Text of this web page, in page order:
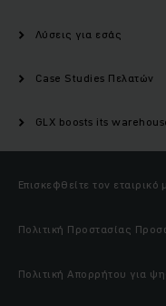
Λύσεις για εσάς
Case Studies Πελατών
GLX boosts its
Επισκεφθείτε τον εταιρικό
Πολιτική Προστασίας
Πολιτική Απορρήτου για